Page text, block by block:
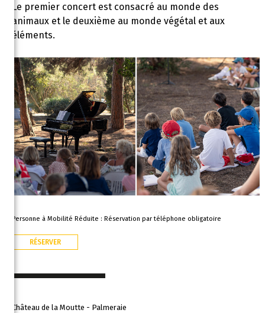
Le premier concert est consacré au monde des
animaux et le deuxième au monde végétal et aux
éléments.
Personne à Mobilité Réduite : Réservation par téléphone obligatoire
RÉSERVER
Château de la Moutte - Palmeraie